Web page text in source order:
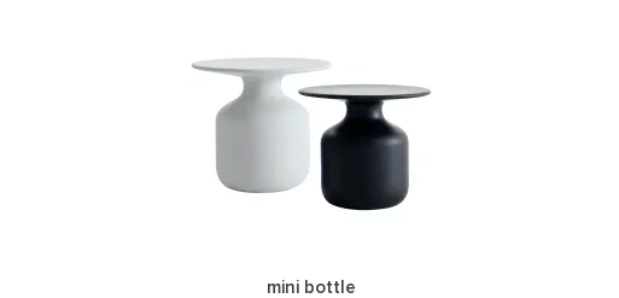
mini bottle